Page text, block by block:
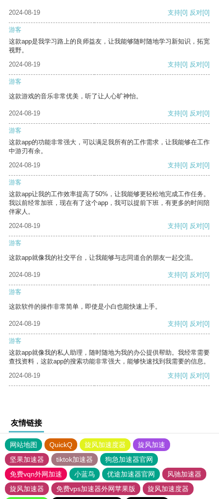
2024-08-19 支持[0] 反对[0]
游客
这款app是我学习路上的良师益友，让我能够随时随地学习新知识，拓宽
视野。
2024-08-19
支持[0] 反对[0]
游客
这款游戏的音乐非常优美，听了让人心旷神怡。
2024-08-19 支持[0] 反对[0]
游客
这款app的功能非常强大，可以满足我所有的工作需求，让我能够在工作
中游刃有余。
2024-08-19
支持[0] 反对[0]
游客
这款app让我的工作效率提高了50%，让我能够更轻松地完成工作任务。
我以前经常加班，现在有了这个app，我可以提前下班，有更多的时间陪
伴家人。
2024-08-19
支持[0] 反对[0]
游客
这款app就像我的社交平台，让我能够与志同道合的朋友一起交流。
2024-08-19 支持[0] 反对[0]
游客
这款软件的操作非常简单，即使是小白也能快速上手。
2024-08-19 支持[0] 反对[0]
游客
这款app就像我的私人助理，随时随地为我的办公提供帮助。我经常需要
查找资料，这款app的搜索功能非常强大，能够快速找到我需要的信息。
2024-08-19
支持[0] 反对[0]
友情链接
网站地图 QuickQ 旋风加速度器
旋风加速
坚果加速器
tiktok加速器
狗急加速器官网
免费vqn外网加速
小蓝鸟 优途加速器官网
风驰加速器
旋风加速器
免费vps加速器外网苹果版
旋风加速度器